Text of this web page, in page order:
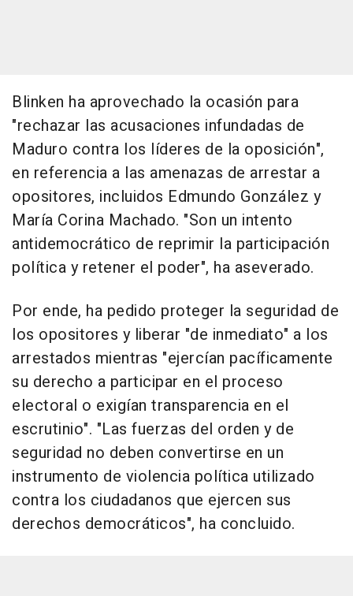
Blinken ha aprovechado la ocasión para
"rechazar las acusaciones infundadas de
Maduro contra los líderes de la oposición",
en referencia a las amenazas de arrestar a
opositores, incluidos Edmundo González y
María Corina Machado. "Son un intento
antidemocrático de reprimir la participación
política y retener el poder", ha aseverado.
Por ende, ha pedido proteger la seguridad de
los opositores y liberar "de inmediato" a los
arrestados mientras "ejercían pacíficamente
su derecho a participar en el proceso
electoral o exigían transparencia en el
escrutinio". "Las fuerzas del orden y de
seguridad no deben convertirse en un
instrumento de violencia política utilizado
contra los ciudadanos que ejercen sus
derechos democráticos", ha concluido.